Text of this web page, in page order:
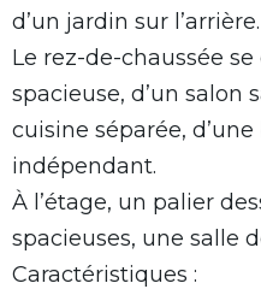
d’un jardin sur l’arrière.
Le rez-de-chaussée
spacieuse, d’un salon
cuisine séparée,
indépendant.
À l’étage, un palier
spacieuses, une salle
Caractéristiques :